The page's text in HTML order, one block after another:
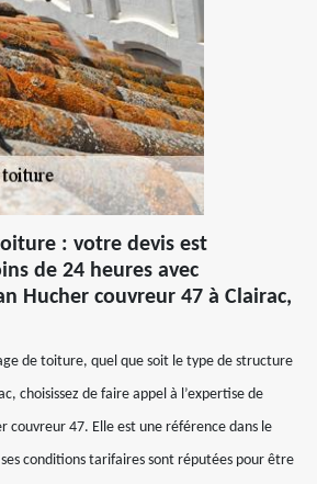
: votre devis est
de 24 heures avec
Hucher couvreur 47 à Clairac,
de toiture, quel que soit le type de structure
choisissez de faire appel à l’expertise de
couvreur 47. Elle est une référence dans le
conditions tarifaires sont réputées pour être